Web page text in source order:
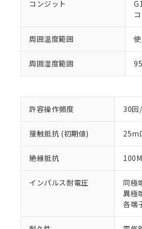
コンジット
周囲温度範囲
周囲湿度範囲
許容操作頻度 30回
接触抵抗 (初期値)
絶縁抵抗
インパルス耐電圧
同極
異極
各端